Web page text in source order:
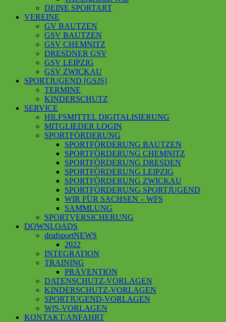
DEINE SPORTART
VEREINE
GV BAUTZEN
GSV BAUTZEN
GSV CHEMNITZ
DRESDNER GSV
GSV LEIPZIG
GSV ZWICKAU
SPORTJUGEND [GSJS]
TERMINE
KINDERSCHUTZ
SERVICE
HILFSMITTEL DIGITALISIERUNG
MITGLIEDER LOGIN
SPORTFÖRDERUNG
SPORTFÖRDERUNG BAUTZEN
SPORTFÖRDERUNG CHEMNITZ
SPORTFÖRDERUNG DRESDEN
SPORTFÖRDERUNG LEIPZIG
SPORTFÖRDERUNG ZWICKAU
SPORTFÖRDERUNG SPORTJUGEND
WIR FÜR SACHSEN – WFS
SAMMLUNG
SPORTVERSICHERUNG
DOWNLOADS
deafsportNEWS
2022
INTEGRATION
TRAINING
PRÄVENTION
DATENSCHUTZ-VORLAGEN
KINDERSCHUTZ-VORLAGEN
SPORTJUGEND-VORLAGEN
WfS-VORLAGEN
KONTAKT/ANFAHRT